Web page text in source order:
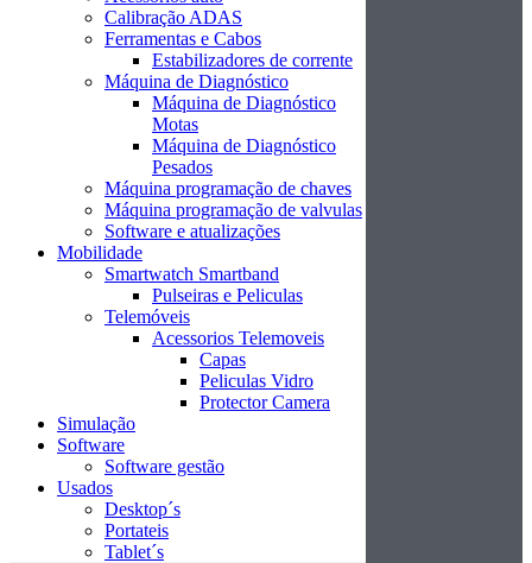
Calibração ADAS
Ferramentas e Cabos
Estabilizadores de corrente
Máquina de Diagnóstico
Máquina de Diagnóstico
Motas
Máquina de Diagnóstico
Pesados
Máquina programação de chaves
Máquina programação de valvulas
Software e atualizações
Mobilidade
Smartwatch Smartband
Pulseiras e Peliculas
Telemóveis
Acessorios Telemoveis
Capas
Peliculas Vidro
Protector Camera
Simulação
Software
Software gestão
Usados
Desktop´s
Portateis
Tablet´s